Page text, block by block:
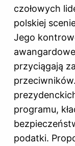
czołowych
polskiej
Jego
przyciągają
programu,
podatki.